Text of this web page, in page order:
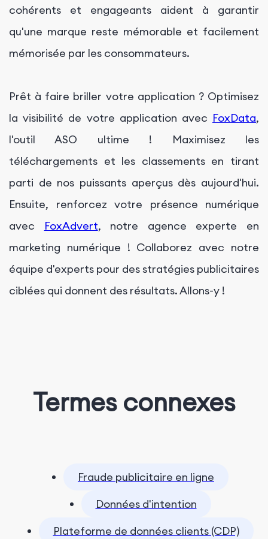
cohérents et engageants aident à garantir
qu'une marque reste mémorable et facilement
mémorisée par les consommateurs.
Prêt à faire briller votre application ? Optimisez
la visibilité de votre application avec FoxData,
l'outil ASO ultime ! Maximisez les
téléchargements et les classements en tirant
parti de nos puissants aperçus dès aujourd'hui.
Ensuite, renforcez votre présence numérique
avec
FoxAdvert, notre agence experte en
marketing numérique ! Collaborez avec notre
équipe d'experts pour des stratégies publicitaires
ciblées qui donnent des résultats. Allons-y !
Termes connexes
Fraude publicitaire en ligne
Données d'intention
Plateforme de données clients (CDP)